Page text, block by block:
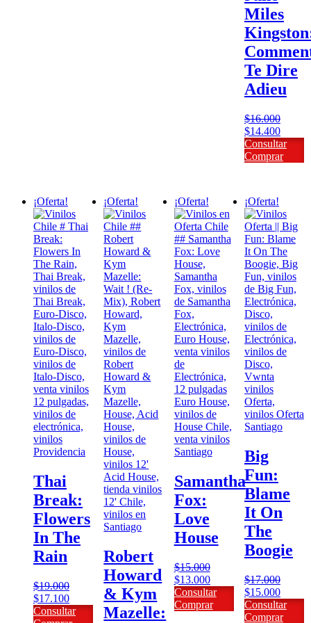
Miles
Te Dire
Adieu
$16.000
El
precio
original
$14.400El
precio
actual
Consultar
Comprar
¡Oferta!
Thai
Break:
Flowers
In The
Rain
$19.000
El
precio
$17.100El
precio
Consultar
¡Oferta!
Robert
Howard
& Kym
Mazelle:
¡Oferta!
Samantha
Fox:
Love
House
$15.000
El
precio
original
$13.000El
precio
actual
Consultar
Comprar
¡Oferta!
Big
Fun:
Blame
It On
The
Boogie
$17.000
El
precio
original
$15.000El
precio
actual
Consultar
Comprar